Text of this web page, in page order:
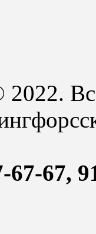
67-67,